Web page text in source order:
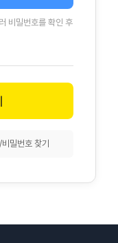
비밀번호를 확인 후
밀번호 찾기